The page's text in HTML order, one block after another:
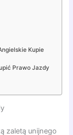
Kupie
Prawo Jazdy
zaletą unijnego